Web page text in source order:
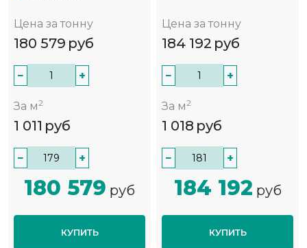
Цена за тонну
180 579 руб
− +
За м2
1 011 руб
− +
180 579 руб
КУПИТЬ
Цена за тонну
184 192 руб
− +
За м2
1 018 руб
− +
184 192 руб
КУПИТЬ